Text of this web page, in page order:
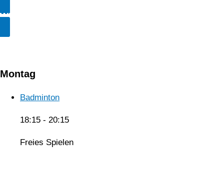
WERDE MITGLIED
Montag
Badminton
18:15 - 20:15
Freies Spielen